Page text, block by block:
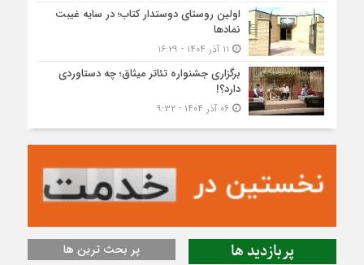
اولین روستای دوستدار کتاب؛ در سایه غیبت
نمادها
برگزاری جشنواره تئاتر میثاق؛ چه دستاوردی
دارد؟!
۰۶ آذر ۱۴۰۴ - ۹:۳۲
پربازدید ها پر بحث ترین ها